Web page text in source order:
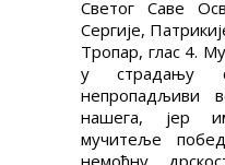
Светог Саве
Сергије,
Тропар, глас 4.
у страдању
непропадљиви
нашега, јер
мучитеље
немоћну